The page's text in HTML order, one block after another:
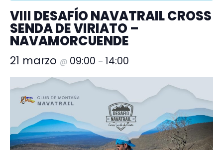
VIII DESAFÍO NAVATRAIL CROSS
SENDA DE VIRIATO –
NAVAMORCUENDE
21 marzo @ 09:00 – 14:00